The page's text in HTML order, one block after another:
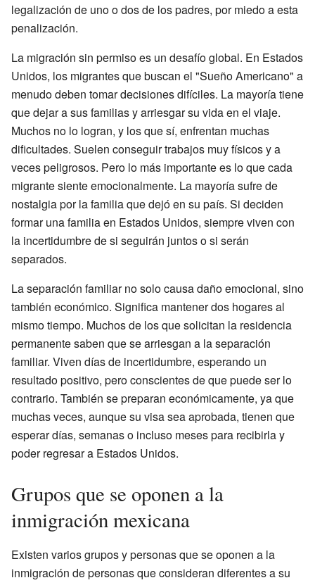
legalización de uno o dos de los padres, por miedo a esta
penalización.
La migración sin permiso es un desafío global. En Estados
Unidos, los migrantes que buscan el "Sueño Americano" a
menudo deben tomar decisiones difíciles. La mayoría tiene
que dejar a sus familias y arriesgar su vida en el viaje.
Muchos no lo logran, y los que sí, enfrentan muchas
dificultades. Suelen conseguir trabajos muy físicos y a
veces peligrosos. Pero lo más importante es lo que cada
migrante siente emocionalmente. La mayoría sufre de
nostalgia por la familia que dejó en su país. Si deciden
formar una familia en Estados Unidos, siempre viven con
la incertidumbre de si seguirán juntos o si serán
separados.
La separación familiar no solo causa daño emocional, sino
también económico. Significa mantener dos hogares al
mismo tiempo. Muchos de los que solicitan la residencia
permanente saben que se arriesgan a la separación
familiar. Viven días de incertidumbre, esperando un
resultado positivo, pero conscientes de que puede ser lo
contrario. También se preparan económicamente, ya que
muchas veces, aunque su visa sea aprobada, tienen que
esperar días, semanas o incluso meses para recibirla y
poder regresar a Estados Unidos.
Grupos que se oponen a la
inmigración mexicana
Existen varios grupos y personas que se oponen a la
inmigración de personas que consideran diferentes a su